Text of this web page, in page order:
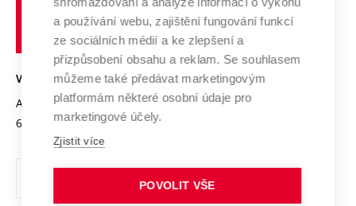
Transfer znalostí
Open Science
Projekty
Projekty ze strukturálních fondů
Specifický výzkum
Služby univerzity
Mezinárodní dohody
Univerzitní sítě
Udržitelná univerzita
Podnikavá univerzita / ContriBUTe
Bezpečná univerzita
Vyznamenání
Organizační struktura
Ochrana osobních údajů
učení
technické
VYSOKÉ UČENÍ TECHNICKÉ V BRNĚ
Antonínská 548/1
602 00 Brno
www.vut.cz
vut@vutbr.cz
a používání webu, zajištění fungování funkcí
ze sociálních médií a ke zlepšení a
přizpůsobení obsahu a reklam. Se souhlasem
můžeme také předávat marketingovým
platformám některé osobní údaje pro
marketingové účely.
Zjistit více
POVOLIT VŠE